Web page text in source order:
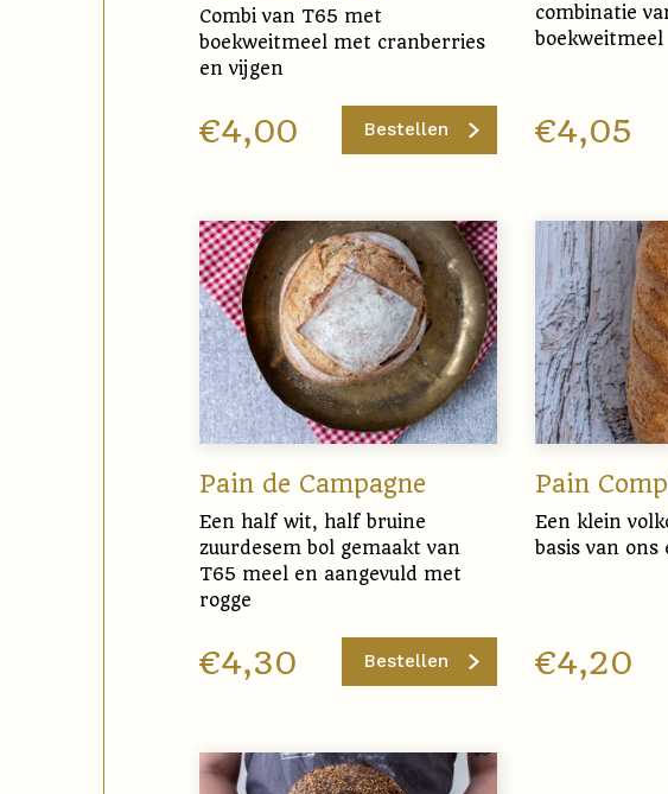
Combi van T65 met
boekweitmeel met cranberries
en vijgen
€4,00 Bestellen
combinatie
boekweitmeel
€4,05
Pain de Campagne
Een half wit, half bruine
zuurdesem bol gemaakt van
T65 meel en aangevuld met
rogge
€4,30 Bestellen
Pain
Een klein
basis van ons
€4,20